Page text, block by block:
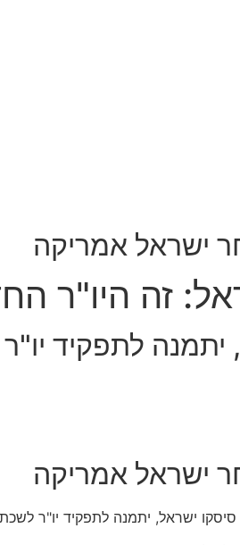
ישראל אמריקה
זה היו"ר
יתמנה לתפקיד
ישראל אמריקה
ישראל, יתמנה לתפקיד יו"ר